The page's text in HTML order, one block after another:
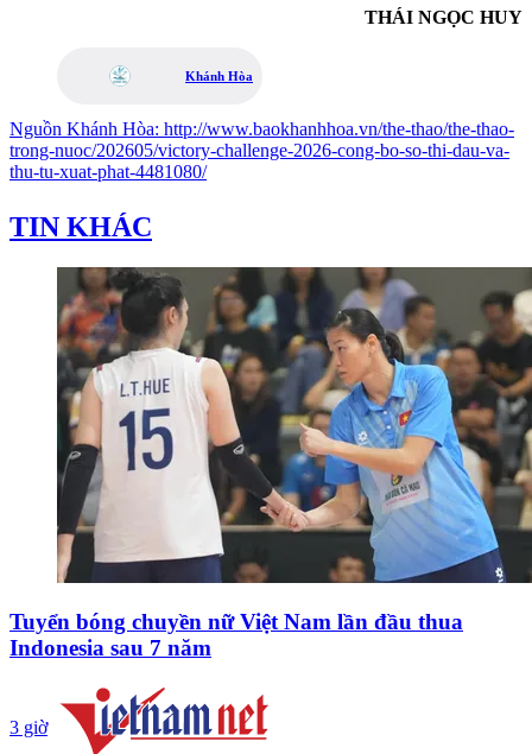
THÁI NGỌC HUY
Khánh Hòa
Nguồn Khánh Hòa: http://www.baokhanhhoa.vn/the-thao/the-thao-
trong-nuoc/202605/victory-challenge-2026-cong-bo-so-thi-dau-va-
thu-tu-xuat-phat-4481080/
TIN KHÁC
Tuyển bóng chuyền nữ Việt Nam lần đầu thua
Indonesia sau 7 năm
3 giờ